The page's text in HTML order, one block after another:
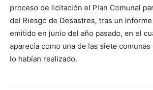
proceso de licitación el Plan Comunal
del Riesgo de Desastres, tras un
emitido en junio del año pasado, en el
aparecía como una de las siete
lo habían realizado.